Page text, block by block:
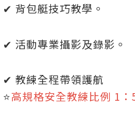
✔ 背包艇技巧教學。
✔ 活動專業攝影及錄影。
✔ 教練全程帶領護航
⭐高規格安全教練比例 1：